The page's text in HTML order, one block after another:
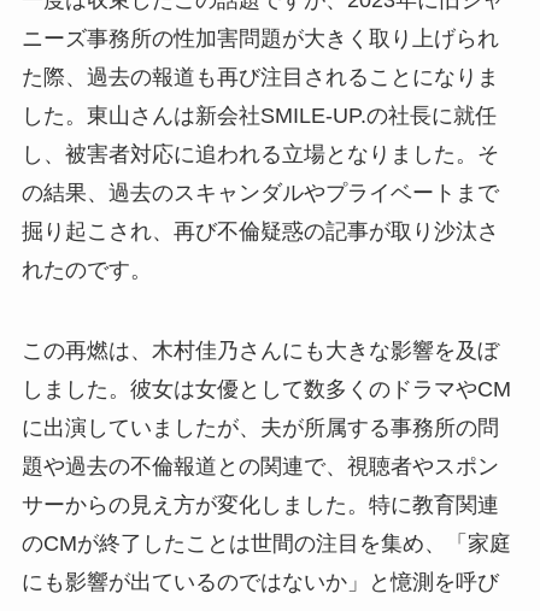
ニーズ事務所の性加害問題が大きく取り上げられ
た際、過去の報道も再び注目されることになりま
した。東山さんは新会社SMILE-UP.の社長に就任
し、被害者対応に追われる立場となりました。そ
の結果、過去のスキャンダルやプライベートまで
掘り起こされ、再び不倫疑惑の記事が取り沙汰さ
れたのです。
この再燃は、木村佳乃さんにも大きな影響を及ぼ
しました。彼女は女優として数多くのドラマやCM
に出演していましたが、夫が所属する事務所の問
題や過去の不倫報道との関連で、視聴者やスポン
サーからの見え方が変化しました。特に教育関連
のCMが終了したことは世間の注目を集め、「家庭
にも影響が出ているのではないか」と憶測を呼び